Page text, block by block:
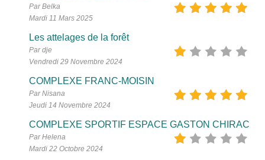
Par Belka
Mardi 11 Mars 2025
Les attelages de la forêt
Par dje
Vendredi 29 Novembre 2024
COMPLEXE FRANC-MOISIN
Par Nisana
Jeudi 14 Novembre 2024
COMPLEXE SPORTIF ESPACE GASTON CHIRAC
Par Helena
Mardi 22 Octobre 2024